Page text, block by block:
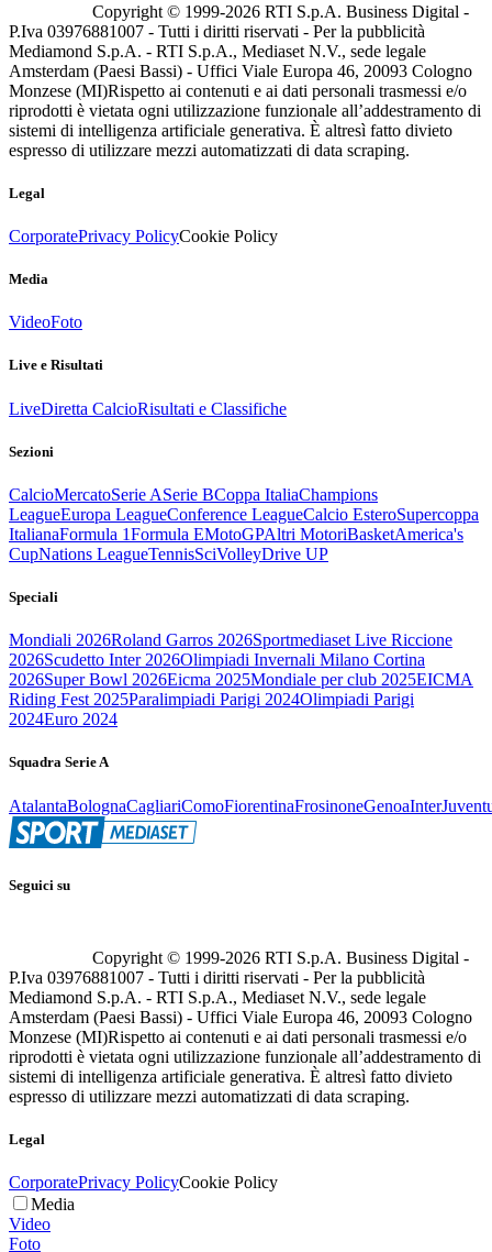
Copyright © 1999-2026 RTI S.p.A. Business Digital -
P.Iva 03976881007 - Tutti i diritti riservati - Per la pubblicità
Mediamond S.p.A. - RTI S.p.A., Mediaset N.V., sede legale
Amsterdam (Paesi Bassi) - Uffici Viale Europa 46, 20093 Cologno
Monzese (MI)Rispetto ai contenuti e ai dati personali trasmessi e/o
riprodotti è vietata ogni utilizzazione funzionale all’addestramento di
sistemi di intelligenza artificiale generativa. È altresì fatto divieto
espresso di utilizzare mezzi automatizzati di data scraping.
Legal
CorporatePrivacy PolicyCookie Policy
Media
VideoFoto
Live e Risultati
LiveDiretta CalcioRisultati e Classifiche
Sezioni
CalcioMercatoSerie ASerie BCoppa ItaliaChampions
LeagueEuropa LeagueConference LeagueCalcio EsteroSupercoppa
ItalianaFormula 1Formula EMotoGPAltri MotoriBasketAmerica's
CupNations LeagueTennisSciVolleyDrive UP
Speciali
Mondiali 2026Roland Garros 2026Sportmediaset Live Riccione
2026Scudetto Inter 2026Olimpiadi Invernali Milano Cortina
2026Super Bowl 2026Eicma 2025Mondiale per club 2025EICMA
Riding Fest 2025Paralimpiadi Parigi 2024Olimpiadi Parigi
2024Euro 2024
Squadra Serie A
AtalantaBolognaCagliariComoFiorentinaFrosinoneGenoaInter
Seguici su
Copyright © 1999-2026 RTI S.p.A. Business Digital -
P.Iva 03976881007 - Tutti i diritti riservati - Per la pubblicità
Mediamond S.p.A. - RTI S.p.A., Mediaset N.V., sede legale
Amsterdam (Paesi Bassi) - Uffici Viale Europa 46, 20093 Cologno
Monzese (MI)Rispetto ai contenuti e ai dati personali trasmessi e/o
riprodotti è vietata ogni utilizzazione funzionale all’addestramento di
sistemi di intelligenza artificiale generativa. È altresì fatto divieto
espresso di utilizzare mezzi automatizzati di data scraping.
Legal
CorporatePrivacy PolicyCookie Policy
Media
Video
Foto